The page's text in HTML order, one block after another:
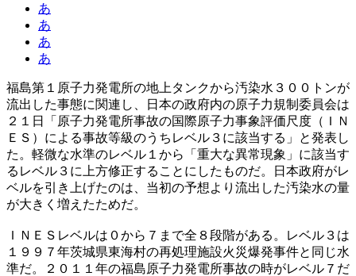
あ
あ
あ
あ
福島第１原子力発電所の地上タンクから汚染水３００トンが
流出した事態に関連し、日本の政府内の原子力規制委員会は
２１日「原子力発電所事故の国際原子力事象評価尺度（ＩＮ
ＥＳ）による事故等級のうちレベル３に該当する」と発表し
た。軽微な水準のレベル１から「重大な異常現象」に該当す
るレベル３に上方修正することにしたものだ。日本政府がレ
ベルを引き上げたのは、当初の予想より流出した汚染水の量
が大きく増えたためだ。
ＩＮＥＳレベルは０から７まで全８段階がある。レベル３は
１９９７年茨城県東海村の再処理施設火災爆発事件と同じ水
準だ。２０１１年の福島原子力発電所事故の時がレベル７だ